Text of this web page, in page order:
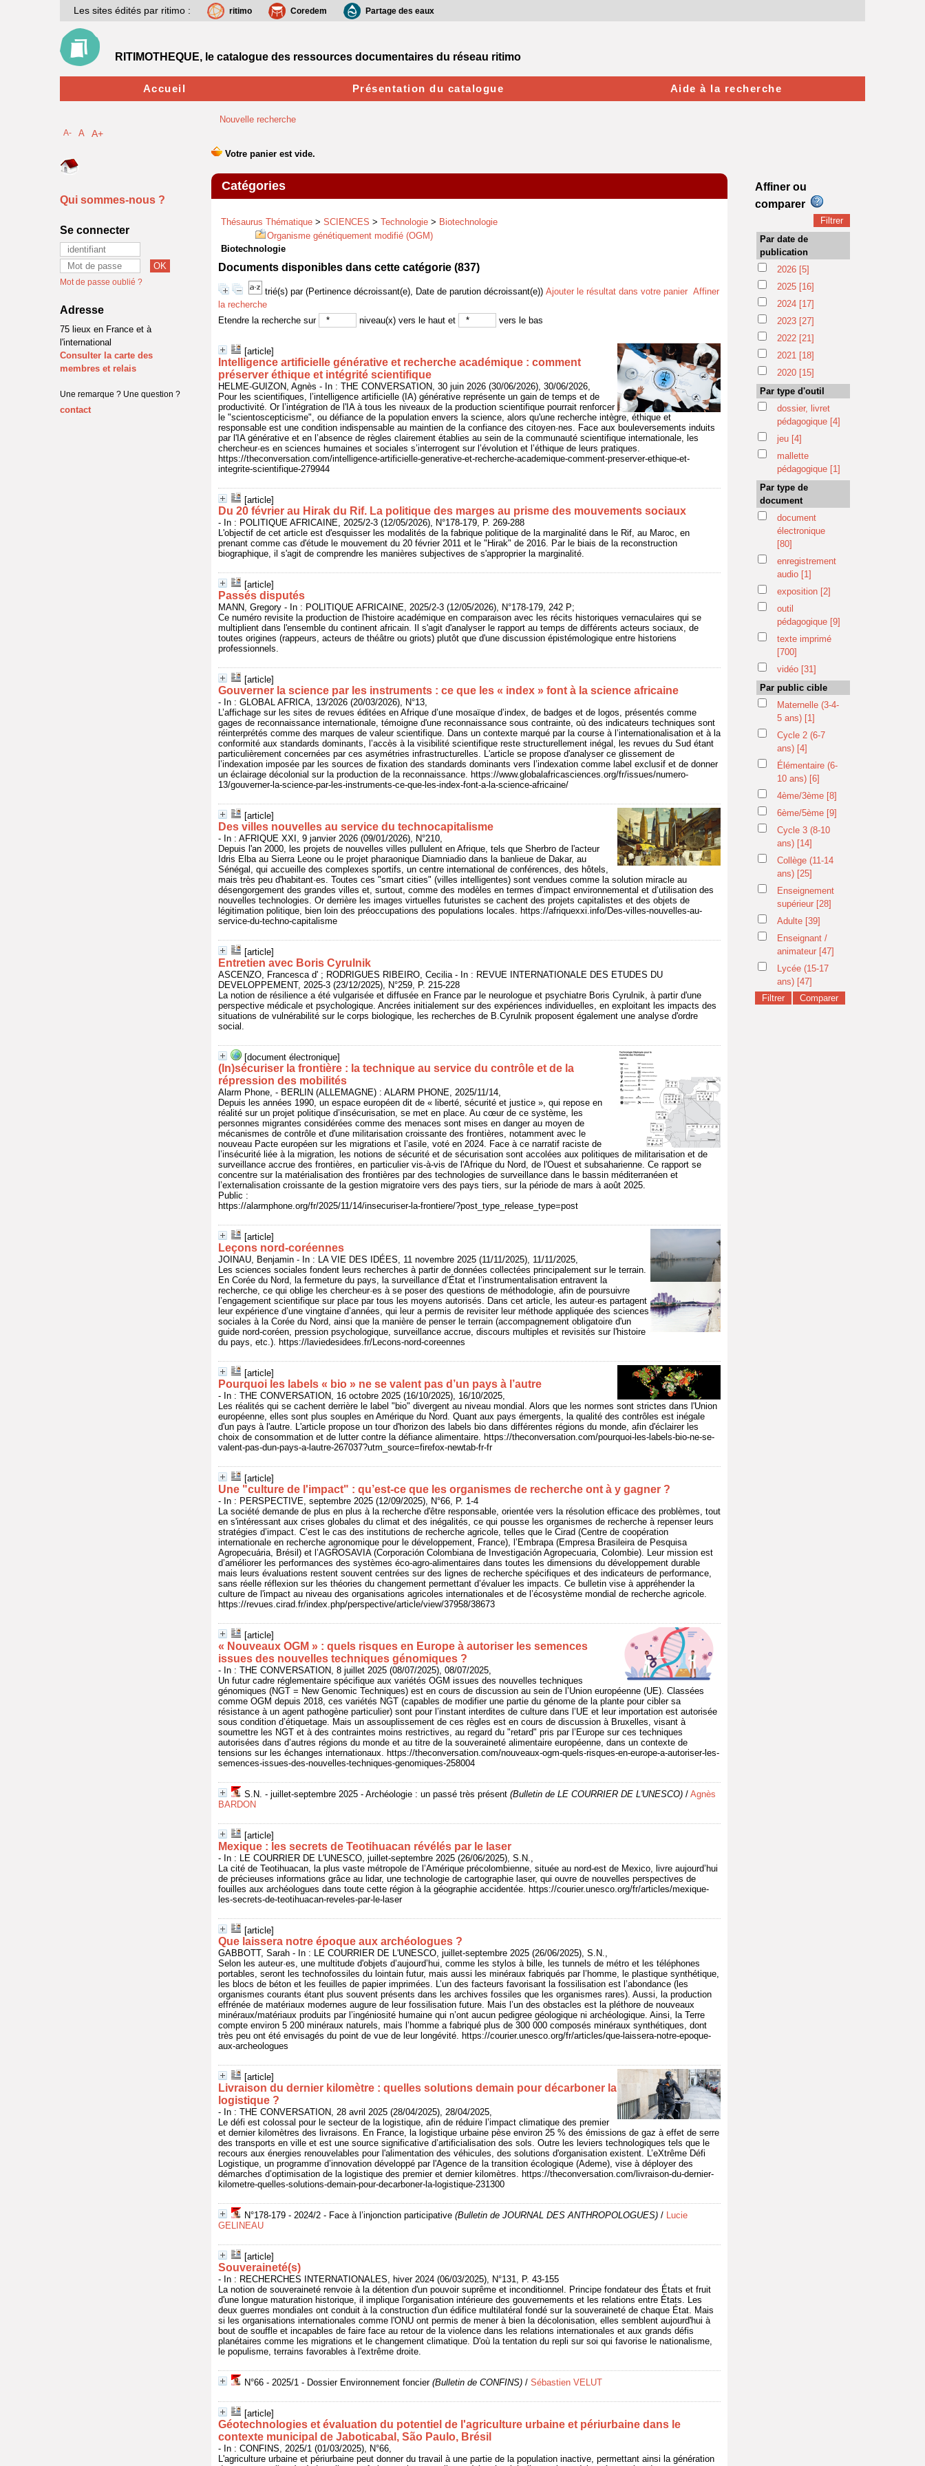
Nouvelle recherche
Catégories
Thésaurus Thématique > SCIENCES > Technologie > Biotechnologie
Organisme génétiquement modifié (OGM)
Biotechnologie
Documents disponibles dans cette catégorie (837)
trié(s) par (Pertinence décroissant(e), Date de parution décroissant(e)) Ajouter le résultat dans votre panier Affiner
la recherche
Etendre la recherche sur
niveau(x) vers le haut et vers le bas
[article]
Intelligence artificielle générative et recherche académique : comment
préserver éthique et intégrité scientifique
HELME-GUIZON, Agnès - In : THE CONVERSATION, 30 juin 2026 (30/06/2026), 30/06/2026,
Pour les scientifiques, l’intelligence artificielle (IA) générative représente un gain de temps et de
productivité. Or l’intégration de l'IA à tous les niveaux de la production scientifique pourrait renforcer
le "scientoscepticisme", ou défiance de la population envers la science, alors qu'une recherche intègre, éthique et
responsable est une condition indispensable au maintien de la confiance des citoyen·nes. Face aux bouleversements induits
par l'IA générative et en l’absence de règles clairement établies au sein de la communauté scientifique internationale, les
chercheur·es en sciences humaines et sociales s’interrogent sur l’évolution et l’éthique de leurs pratiques.
https://theconversation.com/intelligence-artificielle-generative-et-recherche-academique-comment-preserver-ethique-et-
integrite-scientifique-279944
[article]
Du 20 février au Hirak du Rif. La politique des marges au prisme des mouvements sociaux
- In : POLITIQUE AFRICAINE, 2025/2-3 (12/05/2026), N°178-179, P. 269-288
L'objectif de cet article est d'esquisser les modalités de la fabrique politique de la marginalité dans le Rif, au Maroc, en
prenant comme cas d'étude le mouvement du 20 février 2011 et le "Hirak" de 2016. Par le biais de la reconstruction
biographique, il s'agit de comprendre les manières subjectives de s'approprier la marginalité.
[article]
Passés disputés
MANN, Gregory - In : POLITIQUE AFRICAINE, 2025/2-3 (12/05/2026), N°178-179, 242 P;
Ce numéro revisite la production de l'histoire académique en comparaison avec les récits historiques vernaculaires qui se
multiplient dans l'ensemble du continent africain. Il s'agit d'analyser le rapport au temps de différents acteurs sociaux, de
toutes origines (rappeurs, acteurs de théâtre ou griots) plutôt que d'une discussion épistémologique entre historiens
professionnels.
[article]
Gouverner la science par les instruments : ce que les « index » font à la science africaine
- In : GLOBAL AFRICA, 13/2026 (20/03/2026), N°13,
L’affichage sur les sites de revues éditées en Afrique d’une mosaïque d’index, de badges et de logos, présentés comme
gages de reconnaissance internationale, témoigne d'une reconnaissance sous contrainte, où des indicateurs techniques sont
réinterprétés comme des marques de valeur scientifique. Dans un contexte marqué par la course à l’internationalisation et à la
conformité aux standards dominants, l’accès à la visibilité scientifique reste structurellement inégal, les revues du Sud étant
particulièrement concernées par ces asymétries infrastructurelles. L'article se propose d'analyser ce glissement de
l’indexation imposée par les sources de fixation des standards dominants vers l’indexation comme label exclusif et de donner
un éclairage décolonial sur la production de la reconnaissance. https://www.globalafricasciences.org/fr/issues/numero-
13/gouverner-la-science-par-les-instruments-ce-que-les-index-font-a-la-science-africaine/
[article]
Des villes nouvelles au service du technocapitalisme
- In : AFRIQUE XXI, 9 janvier 2026 (09/01/2026), N°210,
Depuis l'an 2000, les projets de nouvelles villes pullulent en Afrique, tels que Sherbro de l'acteur
Idris Elba au Sierra Leone ou le projet pharaonique Diamniadio dans la banlieue de Dakar, au
Sénégal, qui accueille des complexes sportifs, un centre international de conférences, des hôtels,
mais très peu d'habitant·es. Toutes ces "smart cities" (villes intelligentes) sont vendues comme la solution miracle au
désengorgement des grandes villes et, surtout, comme des modèles en termes d’impact environnemental et d’utilisation des
nouvelles technologies. Or derrière les images virtuelles futuristes se cachent des projets capitalistes et des objets de
légitimation politique, bien loin des préoccupations des populations locales. https://afriquexxi.info/Des-villes-nouvelles-au-
service-du-techno-capitalisme
[article]
Entretien avec Boris Cyrulnik
ASCENZO, Francesca d' ; RODRIGUES RIBEIRO, Cecilia - In : REVUE INTERNATIONALE DES ETUDES DU
DEVELOPPEMENT, 2025-3 (23/12/2025), N°259, P. 215-228
La notion de résilience a été vulgarisée et diffusée en France par le neurologue et psychiatre Boris Cyrulnik, à partir d'une
perspective médicale et psychologique. Ancrées initialement sur des expériences individuelles, en exploitant les impacts des
situations de vulnérabilité sur le corps biologique, les recherches de B.Cyrulnik proposent également une analyse d'ordre
social.
[document électronique]
(In)sécuriser la frontière : la technique au service du contrôle et de la
répression des mobilités
Alarm Phone, - BERLIN (ALLEMAGNE) : ALARM PHONE, 2025/11/14,
Depuis les années 1990, un espace européen dit de « liberté, sécurité et justice », qui repose en
réalité sur un projet politique d’insécurisation, se met en place. Au cœur de ce système, les
personnes migrantes considérées comme des menaces sont mises en danger au moyen de
mécanismes de contrôle et d'une militarisation croissante des frontières, notamment avec le
nouveau Pacte européen sur les migrations et l’asile, voté en 2024. Face à ce narratif raciste de
l’insécurité liée à la migration, les notions de sécurité et de sécurisation sont accolées aux politiques de militarisation et de
surveillance accrue des frontières, en particulier vis-à-vis de l'Afrique du Nord, de l'Ouest et subsaharienne. Ce rapport se
concentre sur la matérialisation des frontières par des technologies de surveillance dans le bassin méditerranéen et
l’externalisation croissante de la gestion migratoire vers des pays tiers, sur la période de mars à août 2025.
Public :
https://alarmphone.org/fr/2025/11/14/insecuriser-la-frontiere/?post_type_release_type=post
[article]
Leçons nord-coréennes
JOINAU, Benjamin - In : LA VIE DES IDÉES, 11 novembre 2025 (11/11/2025), 11/11/2025,
Les sciences sociales fondent leurs recherches à partir de données collectées principalement sur le terrain.
En Corée du Nord, la fermeture du pays, la surveillance d’État et l’instrumentalisation entravent la
recherche, ce qui oblige les chercheur·es à se poser des questions de méthodologie, afin de poursuivre
l’engagement scientifique sur place par tous les moyens autorisés. Dans cet article, les auteur·es partagent
leur expérience d’une vingtaine d’années, qui leur a permis de revisiter leur méthode appliquée des sciences
sociales à la Corée du Nord, ainsi que la manière de penser le terrain (accompagnement obligatoire d'un
guide nord-coréen, pression psychologique, surveillance accrue, discours multiples et revisités sur l'histoire
du pays, etc.). https://laviedesidees.fr/Lecons-nord-coreennes
[article]
Pourquoi les labels « bio » ne se valent pas d’un pays à l’autre
- In : THE CONVERSATION, 16 octobre 2025 (16/10/2025), 16/10/2025,
Les réalités qui se cachent derrière le label "bio" divergent au niveau mondial. Alors que les normes sont strictes dans l'Union
européenne, elles sont plus souples en Amérique du Nord. Quant aux pays émergents, la qualité des contrôles est inégale
d'un pays à l'autre. L'article propose un tour d'horizon des labels bio dans différentes régions du monde, afin d'éclairer les
choix de consommation et de lutter contre la défiance alimentaire. https://theconversation.com/pourquoi-les-labels-bio-ne-se-
valent-pas-dun-pays-a-lautre-267037?utm_source=firefox-newtab-fr-fr
[article]
Une "culture de l'impact" : qu’est-ce que les organismes de recherche ont à y gagner ?
- In : PERSPECTIVE, septembre 2025 (12/09/2025), N°66, P. 1-4
La société demande de plus en plus à la recherche d'être responsable, orientée vers la résolution efficace des problèmes, tout
en s'intéressant aux crises globales du climat et des inégalités, ce qui pousse les organismes de recherche à repenser leurs
stratégies d’impact. C’est le cas des institutions de recherche agricole, telles que le Cirad (Centre de coopération
internationale en recherche agronomique pour le développement, France), l’Embrapa (Empresa Brasileira de Pesquisa
Agropecuária, Brésil) et l’AGROSAVIA (Corporación Colombiana de Investigación Agropecuaria, Colombie). Leur mission est
d’améliorer les performances des systèmes éco-agro-alimentaires dans toutes les dimensions du développement durable
mais leurs évaluations restent souvent centrées sur des lignes de recherche spécifiques et des indicateurs de performance,
sans réelle réflexion sur les théories du changement permettant d’évaluer les impacts. Ce bulletin vise à appréhender la
culture de l'impact au niveau des organisations agricoles internationales et de l’écosystème mondial de recherche agricole.
https://revues.cirad.fr/index.php/perspective/article/view/37958/38673
[article]
« Nouveaux OGM » : quels risques en Europe à autoriser les semences
issues des nouvelles techniques génomiques ?
- In : THE CONVERSATION, 8 juillet 2025 (08/07/2025), 08/07/2025,
Un futur cadre réglementaire spécifique aux variétés OGM issues des nouvelles techniques
génomiques (NGT = New Genomic Techniques) est en cours de discussion au sein de l’Union européenne (UE). Classées
comme OGM depuis 2018, ces variétés NGT (capables de modifier une partie du génome de la plante pour cibler sa
résistance à un agent pathogène particulier) sont pour l’instant interdites de culture dans l’UE et leur importation est autorisée
sous condition d’étiquetage. Mais un assouplissement de ces règles est en cours de discussion à Bruxelles, visant à
soumettre les NGT et à des contraintes moins restrictives, au regard du "retard" pris par l’Europe sur ces techniques
autorisées dans d’autres régions du monde et au titre de la souveraineté alimentaire européenne, dans un contexte de
tensions sur les échanges internationaux. https://theconversation.com/nouveaux-ogm-quels-risques-en-europe-a-autoriser-les-
semences-issues-des-nouvelles-techniques-genomiques-258004
S.N. - juillet-septembre 2025 - Archéologie : un passé très présent (Bulletin de LE COURRIER DE L'UNESCO) / Agnès
BARDON
[article]
Mexique : les secrets de Teotihuacan révélés par le laser
- In : LE COURRIER DE L'UNESCO, juillet-septembre 2025 (26/06/2025), S.N.,
La cité de Teotihuacan, la plus vaste métropole de l’Amérique précolombienne, située au nord-est de Mexico, livre aujourd’hui
de précieuses informations grâce au lidar, une technologie de cartographie laser, qui ouvre de nouvelles perspectives de
fouilles aux archéologues dans toute cette région à la géographie accidentée. https://courier.unesco.org/fr/articles/mexique-
les-secrets-de-teotihuacan-reveles-par-le-laser
[article]
Que laissera notre époque aux archéologues ?
GABBOTT, Sarah - In : LE COURRIER DE L'UNESCO, juillet-septembre 2025 (26/06/2025), S.N.,
Selon les auteur·es, une multitude d'objets d’aujourd’hui, comme les stylos à bille, les tunnels de métro et les téléphones
portables, seront les technofossiles du lointain futur, mais aussi les minéraux fabriqués par l’homme, le plastique synthétique,
les blocs de béton et les feuilles de papier imprimées. L’un des facteurs favorisant la fossilisation est l’abondance (les
organismes courants étant plus souvent présents dans les archives fossiles que les organismes rares). Aussi, la production
effrénée de matériaux modernes augure de leur fossilisation future. Mais l’un des obstacles est la pléthore de nouveaux
minéraux/matériaux produits par l’ingéniosité humaine qui n’ont aucun pedigree géologique ni archéologique. Ainsi, la Terre
compte environ 5 200 minéraux naturels, mais l’homme a fabriqué plus de 300 000 composés minéraux synthétiques, dont
très peu ont été envisagés du point de vue de leur longévité. https://courier.unesco.org/fr/articles/que-laissera-notre-epoque-
aux-archeologues
[article]
Livraison du dernier kilomètre : quelles solutions demain pour décarboner la
logistique ?
- In : THE CONVERSATION, 28 avril 2025 (28/04/2025), 28/04/2025,
Le défi est colossal pour le secteur de la logistique, afin de réduire l’impact climatique des premier
et dernier kilomètres des livraisons. En France, la logistique urbaine pèse environ 25 % des émissions de gaz à effet de serre
des transports en ville et est une source significative d’artificialisation des sols. Outre les leviers technologiques tels que le
recours aux énergies renouvelables pour l'alimentation des véhicules, des solutions d'organisation existent. L’eXtrême Défi
Logistique, un programme d’innovation développé par l'Agence de la transition écologique (Ademe), vise à déployer des
démarches d’optimisation de la logistique des premier et dernier kilomètres. https://theconversation.com/livraison-du-dernier-
kilometre-quelles-solutions-demain-pour-decarboner-la-logistique-231300
N°178-179 - 2024/2 - Face à l’injonction participative (Bulletin de JOURNAL DES ANTHROPOLOGUES) / Lucie
GELINEAU
[article]
Souveraineté(s)
- In : RECHERCHES INTERNATIONALES, hiver 2024 (06/03/2025), N°131, P. 43-155
La notion de souveraineté renvoie à la détention d'un pouvoir suprême et inconditionnel. Principe fondateur des États et fruit
d'une longue maturation historique, il implique l'organisation intérieure des gouvernements et les relations entre États. Les
deux guerres mondiales ont conduit à la construction d'un édifice multilatéral fondé sur la souveraineté de chaque État. Mais
si les organisations internationales comme l'ONU ont permis de mener à bien la décolonisation, elles semblent aujourd'hui à
bout de souffle et incapables de faire face au retour de la violence dans les relations internationales et aux grands défis
planétaires comme les migrations et le changement climatique. D'où la tentation du repli sur soi qui favorise le nationalisme,
le populisme, terrains favorables à l'extrême droite.
N°66 - 2025/1 - Dossier Environnement foncier(Bulletin de CONFINS) / Sébastien VELUT
[article]
Géotechnologies et évaluation du potentiel de l'agriculture urbaine et périurbaine dans le
contexte municipal de Jaboticabal, São Paulo, Brésil
- In : CONFINS, 2025/1 (01/03/2025), N°66,
L'agriculture urbaine et périurbaine peut donner du travail à une partie de la population inactive, permettant ainsi la génération
Les sites édités par ritimo : ritimo Coredem Partage des eaux
RITIMOTHEQUE, le catalogue des ressources documentaires du réseau ritimo
Accueil Présentation du catalogue Aide à la recherche
A- A A+
Qui sommes-nous ?
Se connecter
Mot de passe oublié ?
Adresse
75 lieux en France et à
l'international
Consulter la carte des
membres et relais
Une remarque ? Une question ?
contact
Affiner ou
comparer
Par date de
publication
2026 [5]
2025 [16]
2024 [17]
2023 [27]
2022 [21]
2021 [18]
2020 [15]
Par type d'outil
dossier, livret
pédagogique [4]
jeu [4]
mallette
pédagogique [1]
Par type de
document
document
électronique
[80]
enregistrement
audio [1]
exposition [2]
outil
pédagogique [9]
texte imprimé
[700]
vidéo [31]
Par public cible
Maternelle (3-4-
5 ans) [1]
Cycle 2 (6-7
ans) [4]
Élémentaire (6-
10 ans) [6]
4ème/3ème [8]
6ème/5ème [9]
Cycle 3 (8-10
ans) [14]
Collège (11-14
ans) [25]
Enseignement
supérieur [28]
Adulte [39]
Enseignant /
animateur [47]
Lycée (15-17
ans) [47]